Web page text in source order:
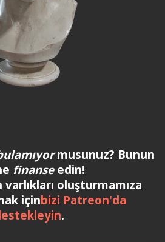
musunuz? Bunun
finanseedin!
varlıkları oluşturmamıza
içinbizi Patreon'da
.